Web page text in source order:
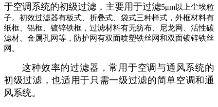
于空调系统的初级过滤，主要用于过滤5μm以上尘埃粒
子。初效过滤器有板式、折叠式、袋式三种样式，外框材料有
纸框、铝框、镀锌铁框，过滤材料有无纺布、尼龙网、活性碳
滤材、金属孔网等，防护网有双面喷塑铁丝网和双面镀锌铁丝
网。
这种效率的过滤器，常用于空调与通风系统的
初级过滤，也适用于只需一级过滤的简单空调和通
风系统。